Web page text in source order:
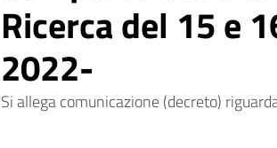
Ricerca del 15 e
2022-
Si allega comunicazione (decreto)